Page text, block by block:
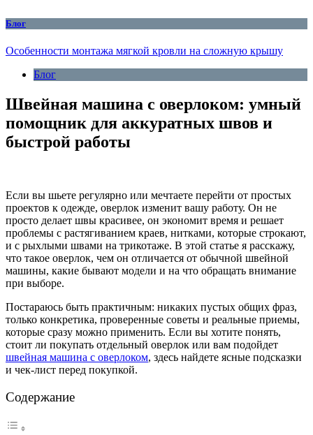
Блог
Особенности монтажа мягкой кровли на сложную крышу
Блог
Швейная машина с оверлоком: умный
помощник для аккуратных швов и
быстрой работы
Если вы шьете регулярно или мечтаете перейти от простых
проектов к одежде, оверлок изменит вашу работу. Он не
просто делает швы красивее, он экономит время и решает
проблемы с растягиванием краев, нитками, которые строкают,
и с рыхлыми швами на трикотаже. В этой статье я расскажу,
что такое оверлок, чем он отличается от обычной швейной
машины, какие бывают модели и на что обращать внимание
при выборе.
Постараюсь быть практичным: никаких пустых общих фраз,
только конкретика, проверенные советы и реальные приемы,
которые сразу можно применить. Если вы хотите понять,
стоит ли покупать отдельный оверлок или вам подойдет
швейная машина с оверлоком, здесь найдете ясные подсказки
и чек-лист перед покупкой.
Содержание